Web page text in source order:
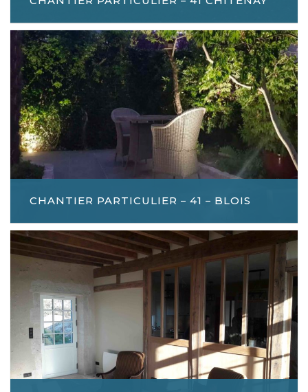
CHANTIER PARTICULIER – 41 – BLOIS